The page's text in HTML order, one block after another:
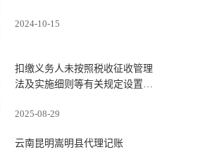
2024-10-15
扣缴义务人未按照税收征收管理
法及实施细则等有关规定设置、
簿或者保管代扣代缴、代收代缴
适用“首违不罚”吗？
2025-08-29
云南昆明嵩明县代理记账